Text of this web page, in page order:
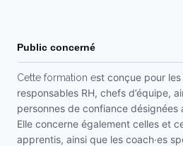
Public concerné
Cette formation est conçue pour
responsables RH, chefs d’équipe,
personnes de confiance désignées
Elle concerne également celles et
apprentis, ainsi que les coach·es